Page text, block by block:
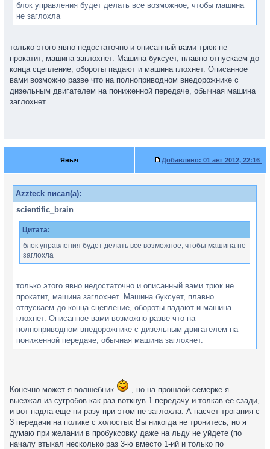
блок управления будет делать все возможное, чтобы машина
не заглохла
только этого явно недостаточно и описанный вами трюк не
прокатит, машина заглохнет. Машина буксует, плавно отпускаем до
конца сцепление, обороты падают и машина глохнет. Описанное
вами возможно разве что на полноприводном внедорожнике с
дизельным двигателем на пониженной передаче, обычная машина
заглохнет.
Яныч Добавлено: 01 авг 2012, 22:16
Azzteck писал(а):
scientific_brain
Цитата:
блок управления будет делать все возможное, чтобы машина не
заглохла
только этого явно недостаточно и описанный вами трюк не
прокатит, машина заглохнет. Машина буксует, плавно
отпускаем до конца сцепление, обороты падают и машина
глохнет. Описанное вами возможно разве что на
полноприводном внедорожнике с дизельным двигателем на
пониженной передаче, обычная машина заглохнет.
Конечно может я волшебник
, но на прошлой семерке я
выезжал из сугробов как раз воткнув 1 передачу и толкав ее сзади,
и вот падла еще ни разу при этом не заглохла. А насчет трогания с
3 передачи на полике с холостых Вы никогда не тронитесь, но я
думаю при желании в пробуксовку даже на льду не уйдете (по
началу втыкал несколько раз 3-ю вместо 1-ий и только по